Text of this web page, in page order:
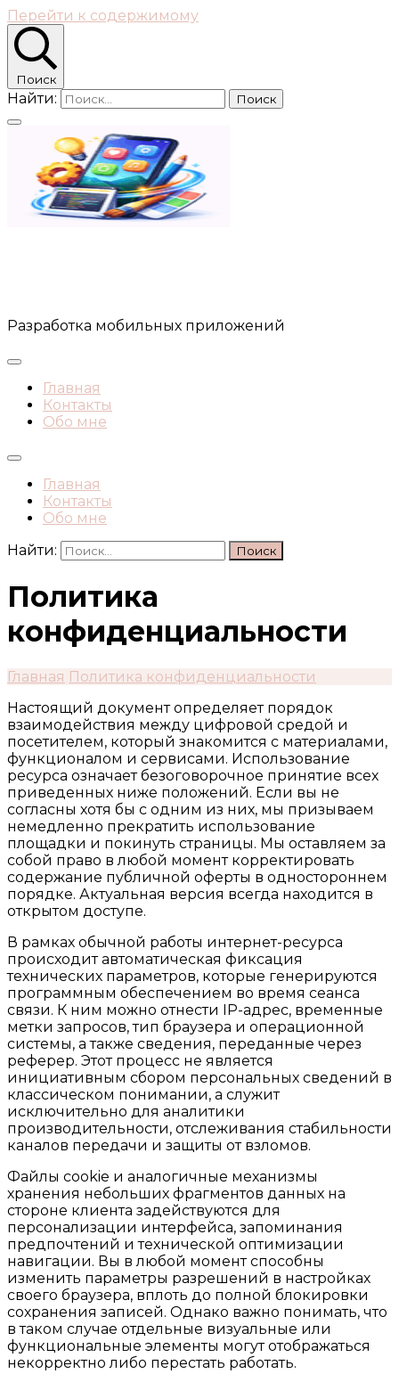
Перейти к содержимому
Поиск
Найти:
Разработка мобильных приложений
Главная
Контакты
Обо мне
Главная
Контакты
Обо мне
Найти:
Политика
конфиденциальности
Главная Политика конфиденциальности
Настоящий документ определяет порядок
взаимодействия между цифровой средой и
посетителем, который знакомится с материалами,
функционалом и сервисами. Использование
ресурса означает безоговорочное принятие всех
приведенных ниже положений. Если вы не
согласны хотя бы с одним из них, мы призываем
немедленно прекратить использование
площадки и покинуть страницы. Мы оставляем за
собой право в любой момент корректировать
содержание публичной оферты в одностороннем
порядке. Актуальная версия всегда находится в
открытом доступе.
В рамках обычной работы интернет-ресурса
происходит автоматическая фиксация
технических параметров, которые генерируются
программным обеспечением во время сеанса
связи. К ним можно отнести IP-адрес, временные
метки запросов, тип браузера и операционной
системы, а также сведения, переданные через
реферер. Этот процесс не является
инициативным сбором персональных сведений в
классическом понимании, а служит
исключительно для аналитики
производительности, отслеживания стабильности
каналов передачи и защиты от взломов.
Файлы cookie и аналогичные механизмы
хранения небольших фрагментов данных на
стороне клиента задействуются для
персонализации интерфейса, запоминания
предпочтений и технической оптимизации
навигации. Вы в любой момент способны
изменить параметры разрешений в настройках
своего браузера, вплоть до полной блокировки
сохранения записей. Однако важно понимать, что
в таком случае отдельные визуальные или
функциональные элементы могут отображаться
некорректно либо перестать работать.